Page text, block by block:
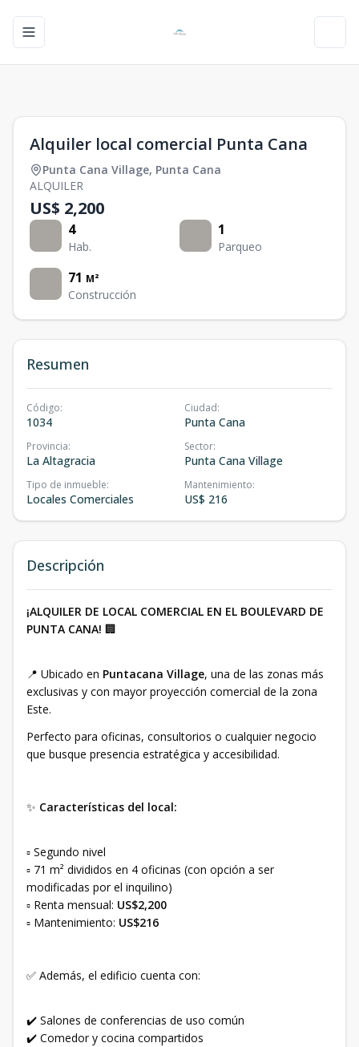
Toggle navigation menu
Alquiler local comercial Punta Cana
Punta Cana Village, Punta Cana
ALQUILER
US$ 2,200
4
Hab.
1
Parqueo
71 M²
Construcción
Resumen
Código:
1034
Ciudad:
Punta Cana
Provincia:
La Altagracia
Sector:
Punta Cana Village
Tipo de inmueble:
Locales Comerciales
Mantenimiento:
US$ 216
Descripción
¡ALQUILER DE LOCAL COMERCIAL EN EL BOULEVARD DE
PUNTA CANA! 🏢
📍 Ubicado en Puntacana Village, una de las zonas más
exclusivas y con mayor proyección comercial de la zona
Este.
Perfecto para oficinas, consultorios o cualquier negocio
que busque presencia estratégica y accesibilidad.
✨ Características del local:
▫️ Segundo nivel
▫️ 71 m² divididos en 4 oficinas (con opción a ser
modificadas por el inquilino)
▫️ Renta mensual: US$2,200
▫️ Mantenimiento: US$216
✅ Además, el edificio cuenta con:
✔️ Salones de conferencias de uso común
✔️ Comedor y cocina compartidos